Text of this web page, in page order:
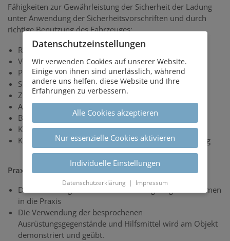
Fähigkeiten zur Gewährleistung der Sicherheit der Ladung
unter Anwendung der Sicherheitsvorschriften und durch
richtige Benutzung des Fahrzeuges:
Rechtliche Grundlagen der Ladungssicherung
Verantwortlichkeiten
Physikalische Grundlagen
Stabilität der Fahrzeugaufbauten
Zurrmittel und Hilfsmittel
Arten der Ladungssicherung
Berechnung der Ladungssicherung
Kurzübersicht der Sicherungsarten
Kleine Tipps und große Irrtümer zur Ladungssicherung
Praxis
Die Umsetzung der in der Theorie vorgetragenen Themen
in die Praxis
Die Verwendung der besprochenen
Ausrüstungsgegenstände und Hilfsmittel wird am Objekt
demonstriert und geübt.
Datenschutz­einstellungen
Wir verwenden Cookies auf unserer Website.
Einige von ihnen sind unerlässlich, während
andere uns helfen, diese Website und Ihre
Erfahrungen zu verbessern.
Alle Cookies akzeptieren
Nur essenzielle Cookies aktivieren
Individuelle Einstellungen
Datenschutzerklärung | Impressum